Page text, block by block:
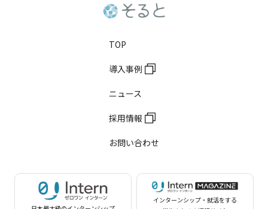
TOP
導入事例
ニュース
採用情報
お問い合わせ
インターンシップ・就活をする